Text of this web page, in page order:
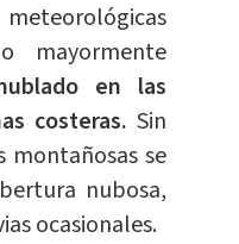
meteorológicas
mayormente
en las
costeras. Sin
montañosas se
nubosa,
ocasionales.